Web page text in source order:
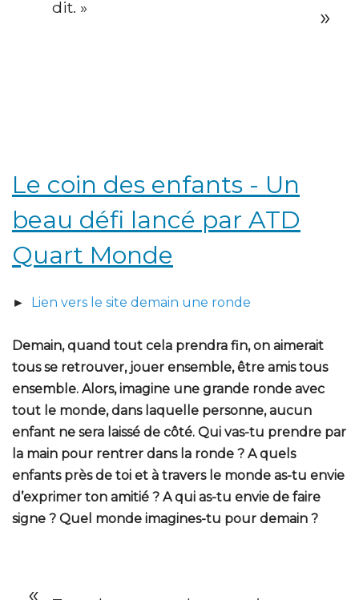
dit. »
Le coin des enfants - Un
beau défi lancé par ATD
Quart Monde
► Lien vers le site demain une ronde
Demain, quand tout cela prendra fin, on aimerait
tous se retrouver, jouer ensemble, être amis tous
ensemble. Alors, imagine une grande ronde avec
tout le monde, dans laquelle personne, aucun
enfant ne sera laissé de côté. Qui vas-tu prendre par
la main pour rentrer dans la ronde ? A quels
enfants près de toi et à travers le monde as-tu envie
d’exprimer ton amitié ? A qui as-tu envie de faire
signe ? Quel monde imagines-tu pour demain ?